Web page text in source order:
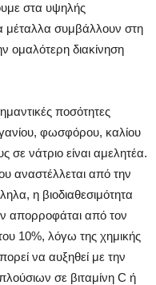
στα υψηλής
μέταλλα συμβάλλουν στη
ομαλότερη διακίνηση
ποσότητες
φωσφόρου, καλίου
σε νάτριο είναι αμελητέα.
αναστέλλεται από την
η βιοδιαθεσιμότητα
απορροφάται από τον
10%, λόγω της χημικής
να αυξηθεί με την
σε βιταμίνη C ή